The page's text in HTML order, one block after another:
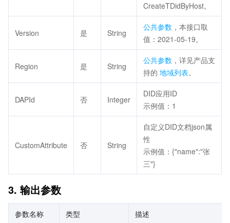
CreateTDidByHost。
Version 是 String
公共参数 ，本接口取
值：2021-05-19。
Region 是 String
公共参数 ，详见产品支
持的 地域列表。
DAPId 否 Integer
DID应用ID
示例值：1
CustomAttribute 否 String
自定义DID文档json属
性
示例值：{"name":"张
三"}
3. 输出参数
参数名称 类型 描述